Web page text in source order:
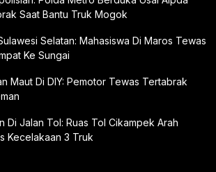
Saat Bantu Truk Mogok
Selatan: Mahasiswa Di Maros Tewas
Ke Sungai
Maut Di DIY: Pemotor Tewas Tertabrak
Di Jalan Tol: Ruas Tol Cikampek Arah
Kecelakaan 3 Truk